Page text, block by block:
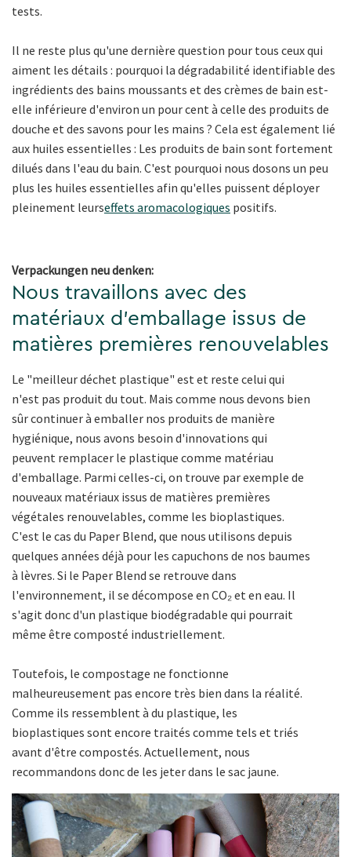
tests.
Il ne reste plus qu'une dernière question pour tous ceux qui
aiment les détails : pourquoi la dégradabilité identifiable des
ingrédients des bains moussants et des crèmes de bain est-
elle inférieure d'environ un pour cent à celle des produits de
douche et des savons pour les mains ? Cela est également lié
aux huiles essentielles : Les produits de bain sont fortement
dilués dans l'eau du bain. C'est pourquoi nous dosons un peu
plus les huiles essentielles afin qu'elles puissent déployer
pleinement leurseffets aromacologiques positifs.
Verpackungen neu denken:
Nous travaillons avec des
matériaux d'emballage issus de
matières premières renouvelables
Le "meilleur déchet plastique" est et reste celui qui
n'est pas produit du tout. Mais comme nous devons bien
sûr continuer à emballer nos produits de manière
hygiénique, nous avons besoin d'innovations qui
peuvent remplacer le plastique comme matériau
d'emballage. Parmi celles-ci, on trouve par exemple de
nouveaux matériaux issus de matières premières
végétales renouvelables, comme les bioplastiques.
C'est le cas du Paper Blend, que nous utilisons depuis
quelques années déjà pour les capuchons de nos baumes
à lèvres. Si le Paper Blend se retrouve dans
l'environnement, il se décompose en CO₂ et en eau. Il
s'agit donc d'un plastique biodégradable qui pourrait
même être composté industriellement.
Toutefois, le compostage ne fonctionne
malheureusement pas encore très bien dans la réalité.
Comme ils ressemblent à du plastique, les
bioplastiques sont encore traités comme tels et triés
avant d'être compostés. Actuellement, nous
recommandons donc de les jeter dans le sac jaune.